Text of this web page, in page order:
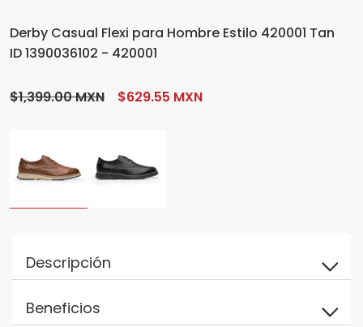
Derby Casual Flexi para Hombre Estilo 420001 Tan
ID 1390036102 - 420001
$1,399.00 MXN $629.55 MXN
Descripción
Beneficios